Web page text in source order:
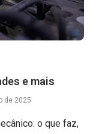
e mais
de 2025
o que faz,